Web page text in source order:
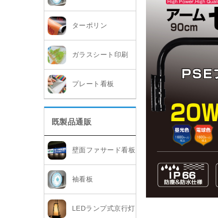
ターポリン
ガラスシート印刷
プレート看板
既製品通販
壁面ファサード看板
袖看板
LEDランプ式京行灯